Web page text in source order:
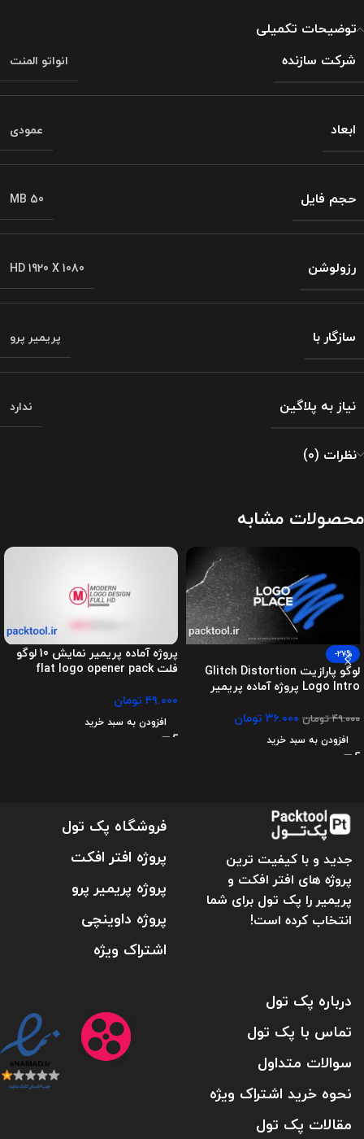
توضیحات تکمیلی
شرکت سازنده
انواتو المنت
ابعاد عمودی
حجم فایل MB 50
رزولوشن HD 1920 X 1080
سازگار با پریمیر پرو
نیاز به پلاگین ندارد
نظرات (0)
محصولات مشابه
-27%
لوگو پارازیت Glitch Distortion
Logo Intro پروژه آماده پریمیر
۴۹.۰۰۰تومان ۳۶.۰۰۰ تومان
افزودن به سبد خرید
پروژه آماده پریمیر نمایش 10 لوگو
فلت flat logo opener pack
۴۹.۰۰۰ تومان
افزودن به سبد خرید
جدید و با کیفیت ترین
پروژه های افتر افکت و
پریمیر را پک تول برای شما
انتخاب کرده است!
فروشگاه پک تول
پروژه افتر افکت
پروژه پریمیر پرو
پروژه داوینچی
اشتراک ویژه
درباره پک تول
تماس با پک تول
سوالات متداول
نحوه خرید اشتراک ویژه
مقالات پک تول